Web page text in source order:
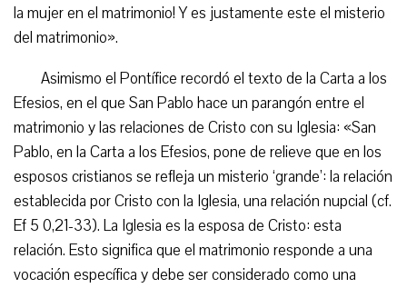
la mujer en el matrimonio! Y es justamente este el misterio
del matrimonio».
Asimismo el Pontífice recordó el texto de la Carta a los
Efesios, en el que San Pablo hace un parangón entre el
matrimonio y las relaciones de Cristo con su Iglesia: «San
Pablo, en la Carta a los Efesios, pone de relieve que en los
esposos cristianos se refleja un misterio ‘grande’: la relación
establecida por Cristo con la Iglesia, una relación nupcial (cf.
Ef 5 0,21-33). La Iglesia es la esposa de Cristo: esta
relación. Esto significa que el matrimonio responde a una
vocación específica y debe ser considerado como una